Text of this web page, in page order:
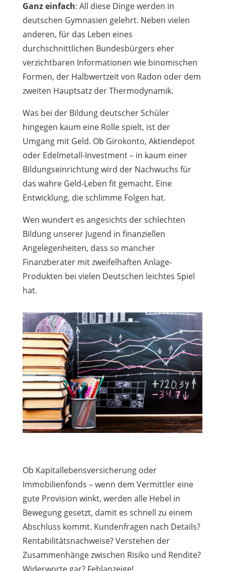
Ganz einfach: All diese Dinge werden in
deutschen Gymnasien gelehrt. Neben vielen
anderen, für das Leben eines
durchschnittlichen Bundesbürgers eher
verzichtbaren Informationen wie binomischen
Formen, der Halbwertzeit von Radon oder dem
zweiten Hauptsatz der Thermodynamik.
Was bei der Bildung deutscher Schüler
hingegen kaum eine Rolle spielt, ist der
Umgang mit Geld. Ob Girokonto, Aktiendepot
oder Edelmetall-Investment – in kaum einer
Bildungseinrichtung wird der Nachwuchs für
das wahre Geld-Leben fit gemacht. Eine
Entwicklung, die schlimme Folgen hat.
Wen wundert es angesichts der schlechten
Bildung unserer Jugend in finanziellen
Angelegenheiten, dass so mancher
Finanzberater mit zweifelhaften Anlage-
Produkten bei vielen Deutschen leichtes Spiel
hat.
Ob Kapitallebensversicherung oder
Immobilienfonds – wenn dem Vermittler eine
gute Provision winkt, werden alle Hebel in
Bewegung gesetzt, damit es schnell zu einem
Abschluss kommt. Kundenfragen nach Details?
Rentabilitätsnachweise? Verstehen der
Zusammenhänge zwischen Risiko und Rendite?